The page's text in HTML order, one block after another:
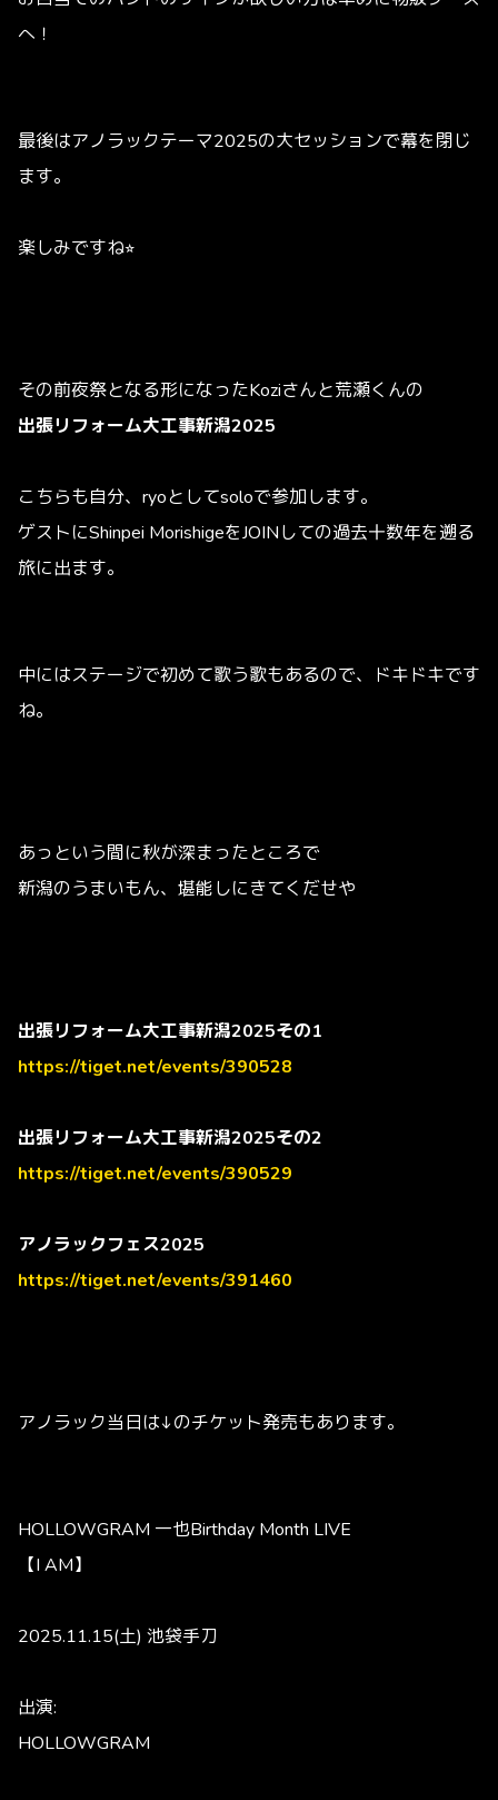
へ！
最後はアノラックテーマ2025の大セッションで幕を閉じ
ます。
楽しみですね⭐︎
その前夜祭となる形になったKoziさんと荒瀬くんの
出張リフォーム大工事新潟2025
こちらも自分、ryoとしてsoloで参加します。
ゲストにShinpei MorishigeをJOINしての過去十数年を遡る
旅に出ます。
中にはステージで初めて歌う歌もあるので、ドキドキです
ね。
あっという間に秋が深まったところで
新潟のうまいもん、堪能しにきてくだせや
出張リフォーム大工事新潟2025その1
https://tiget.net/events/390528
出張リフォーム大工事新潟2025その2
https://tiget.net/events/390529
アノラックフェス2025
https://tiget.net/events/391460
アノラック当日は↓のチケット発売もあります。
HOLLOWGRAM 一也Birthday Month LIVE
【I AM】
2025.11.15(土) 池袋手刀
出演:
HOLLOWGRAM